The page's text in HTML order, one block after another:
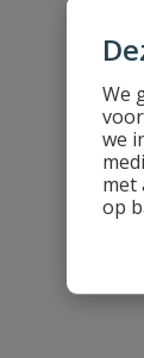
We
we
met
op